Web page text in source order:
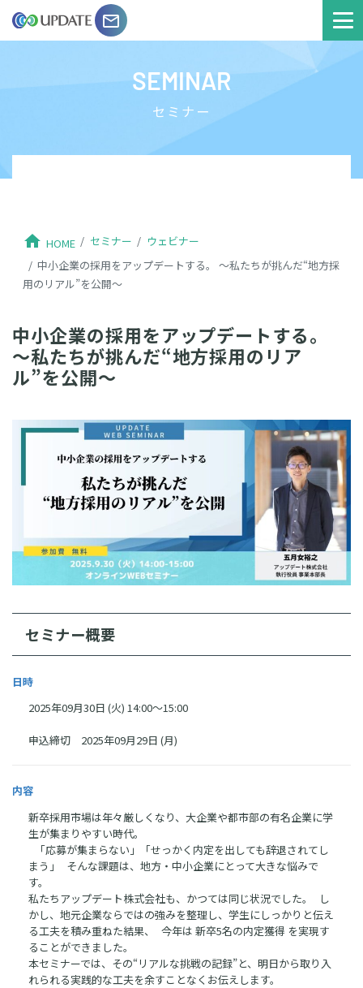
email
SEMINAR
セミナー
home HOME セミナー
ウェビナー
中小企業の採用をアップデートする。 ～私たちが挑んだ“地方採
用のリアル”を公開～
中小企業の採用をアップデートする。
～私たちが挑んだ“地方採用のリア
ル”を公開～
セミナー概要
日時
2025年09月30日 (火) 14:00～15:00
申込締切 2025年09月29日 (月)
内容
新卒採用市場は年々厳しくなり、大企業や都市部の有名企業に学
生が集まりやすい時代。
「応募が集まらない」「せっかく内定を出しても辞退されてし
まう」 そんな課題は、地方・中小企業にとって大きな悩みで
す。
私たちアップデート株式会社も、かつては同じ状況でした。 し
かし、地元企業ならではの強みを整理し、学生にしっかりと伝え
る工夫を積み重ねた結果、 今年は 新卒5名の内定獲得 を実現す
ることができました。
本セミナーでは、その“リアルな挑戦の記録”と、明日から取り入
れられる実践的な工夫を余すことなくお伝えします。